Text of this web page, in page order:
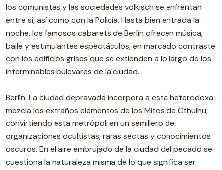
los comunistas y las sociedades völkisch se enfrentan
entre sí, así como con la Policía. Hasta bien entrada la
noche, los famosos cabarets de Berlín ofrecen música,
baile y estimulantes espectáculos, en marcado contraste
con los edificios grises que se extienden a lo largo de los
interminables bulevares de la ciudad.
Berlín: La ciudad depravada incorpora a esta heterodoxa
mezcla los extraños elementos de los Mitos de Cthulhu,
convirtiendo esta metrópoli en un semillero de
organizaciones ocultistas, raras sectas y conocimientos
oscuros. En el aire embrujado de la ciudad del pecado se
cuestiona la naturaleza misma de lo que significa ser